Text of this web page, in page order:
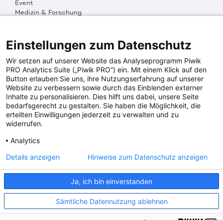
Event
Medizin & Forschung
Multimedia
Social Media
PRESSEINFOS
Fotos & Media
Digitale Pressemappen
Patientenaktionen
DKMS SPENDENKONTO
DKMS Donor Center gGmbH
IBAN: DE64641500200000255556
BIC: SOLADES1TUB
Einstellungen zum Datenschutz
Wir setzen auf unserer Website das Analyseprogramm Piwik
PRO Analytics Suite („Piwik PRO“) ein. Mit einem Klick auf den
Button erlauben Sie uns, ihre Nutzungserfahrung auf unserer
Website zu verbessern sowie durch das Einblenden externer
Inhalte zu personalisieren. Dies hilft uns dabei, unsere Seite
bedarfsgerecht zu gestalten. Sie haben die Möglichkeit, die
erteilten Einwilligungen jederzeit zu verwalten und zu
widerrufen.
Analytics
Ja, ich bin einverstanden
Sämtliche Datennutzung ablehnen
Details anzeigen Hinweise zum Datenschutz anzeigen